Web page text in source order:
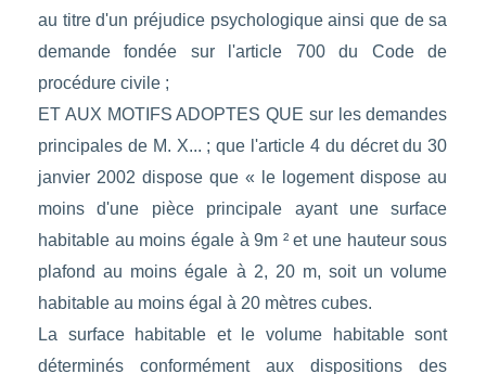
au titre d'un préjudice psychologique ainsi que de sa
demande fondée sur l'article 700 du Code de
procédure civile ;
ET AUX MOTIFS ADOPTES QUE sur les demandes
principales de M. X... ; que l'article 4 du décret du 30
janvier 2002 dispose que « le logement dispose au
moins d'une pièce principale ayant une surface
habitable au moins égale à 9m ² et une hauteur sous
plafond au moins égale à 2, 20 m, soit un volume
habitable au moins égal à 20 mètres cubes.
La surface habitable et le volume habitable sont
déterminés conformément aux dispositions des